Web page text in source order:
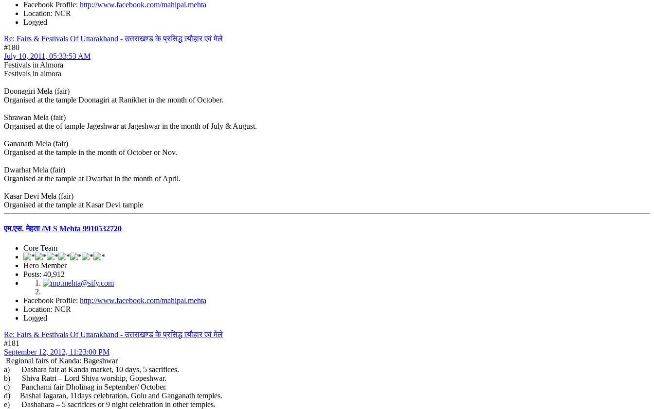
Facebook Profile: http://www.facebook.com/mahipal.mehta
Location: NCR
Logged
Re: Fairs & Festivals Of Uttarakhand - उत्तराखण्ड के प्रसिद्ध त्यौहार एवं मेले
#180
July 10, 2011, 05:33:53 AM
Festivals in Almora
Festivals in almora
Doonagiri Mela (fair)
Organised at the tample Doonagiri at Ranikhet in the month of October.
Shrawan Mela (fair)
Organised at the of tample Jageshwar at Jageshwar in the month of July & August.
Gananath Mela (fair)
Organised at the tample in the month of October or Nov.
Dwarhat Mela (fair)
Organised at the tample at Dwarhat in the month of April.
Kasar Devi Mela (fair)
Organised at the tample at Kasar Devi tample
एम.एस. मेहता /M S Mehta 9910532720
Core Team
Hero Member
Posts: 40,912
Facebook Profile: http://www.facebook.com/mahipal.mehta
Location: NCR
Logged
Re: Fairs & Festivals Of Uttarakhand - उत्तराखण्ड के प्रसिद्ध त्यौहार एवं मेले
#181
September 12, 2012, 11:23:00 PM
Regional fairs of Kanda: Bageshwar
a) Dashara fair at Kanda market, 10 days, 5 sacrifices.
b) Shiva Ratri – Lord Shiva worship, Gopeshwar.
c) Panchami fair Dholinag in September/ October.
d) Bashai Jagaran, 11days celebration, Golu and Ganganath temples.
e) Dashahara – 5 sacrifices or 9 night celebration in other temples.